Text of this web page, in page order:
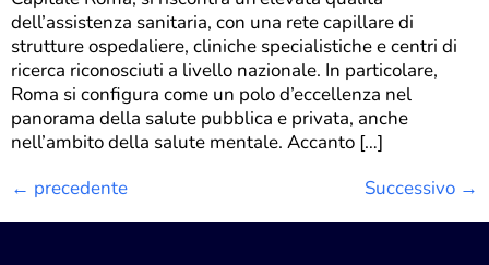
dell’assistenza sanitaria, con una rete capillare di
strutture ospedaliere, cliniche specialistiche e centri di
ricerca riconosciuti a livello nazionale. In particolare,
Roma si configura come un polo d’eccellenza nel
panorama della salute pubblica e privata, anche
nell’ambito della salute mentale. Accanto […]
← precedente Successivo →